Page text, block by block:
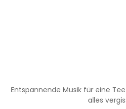
Entspannende Musik für eine
alles